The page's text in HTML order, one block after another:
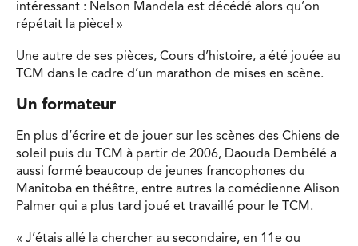
intéressant : Nelson Mandela est décédé alors qu’on
répétait la pièce! »
Une autre de ses pièces, Cours d’histoire, a été jouée au
TCM dans le cadre d’un marathon de mises en scène.
Un formateur
En plus d’écrire et de jouer sur les scènes des Chiens de
soleil puis du TCM à partir de 2006, Daouda Dembélé a
aussi formé beaucoup de jeunes francophones du
Manitoba en théâtre, entre autres la comédienne Alison
Palmer qui a plus tard joué et travaillé pour le TCM.
« J’étais allé la chercher au secondaire, en 11e ou